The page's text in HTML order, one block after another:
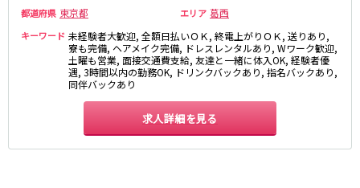
都道府県 東京都 エリア 葛西
キーワード 未経験者大歓迎, 全額日払いＯＫ, 終電上がりＯＫ, 送りあり,
寮も完備, ヘアメイク完備, ドレスレンタルあり, Wワーク歓迎,
土曜も営業, 面接交通費支給, 友達と一緒に体入OK, 経験者優
遇, 3時間以内の勤務OK, ドリンクバックあり, 指名バックあり,
同伴バックあり
求人詳細を見る
明大前・烏山
四谷・神楽坂
菊川・瑞江
高田馬場・大久保
大泉学園・石神井公園
西麻布
神奈川県
川崎
市川駅
阿佐ヶ谷駅
三鷹駅
新小岩駅
平井駅
稲毛駅
両国駅
西荻窪駅
浅草橋駅
水道橋駅
飯田橋駅